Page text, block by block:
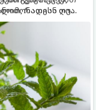
რადგან ღია
ძალიან
ავიწროებს.
თუ